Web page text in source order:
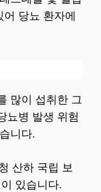
당뇨 환자에
많이 섭취한 그
뇨병 발생 위험
니다.
산하 국립 보
있습니다.